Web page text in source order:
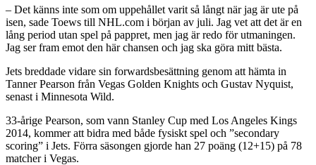
– Det känns inte som om uppehållet varit så långt när jag är ute på
isen, sade Toews till NHL.com i början av juli. Jag vet att det är en
lång period utan spel på pappret, men jag är redo för utmaningen.
Jag ser fram emot den här chansen och jag ska göra mitt bästa.
Jets breddade vidare sin forwardsbesättning genom att hämta in
Tanner Pearson från Vegas Golden Knights och Gustav Nyquist,
senast i Minnesota Wild.
33-årige Pearson, som vann Stanley Cup med Los Angeles Kings
2014, kommer att bidra med både fysiskt spel och ”secondary
scoring” i Jets. Förra säsongen gjorde han 27 poäng (12+15) på 78
matcher i Vegas.